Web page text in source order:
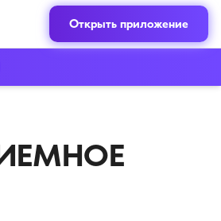
Открыть приложение